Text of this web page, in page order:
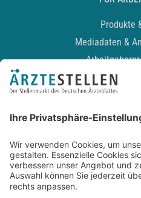
Produkte
Mediadaten &
Recruiting-